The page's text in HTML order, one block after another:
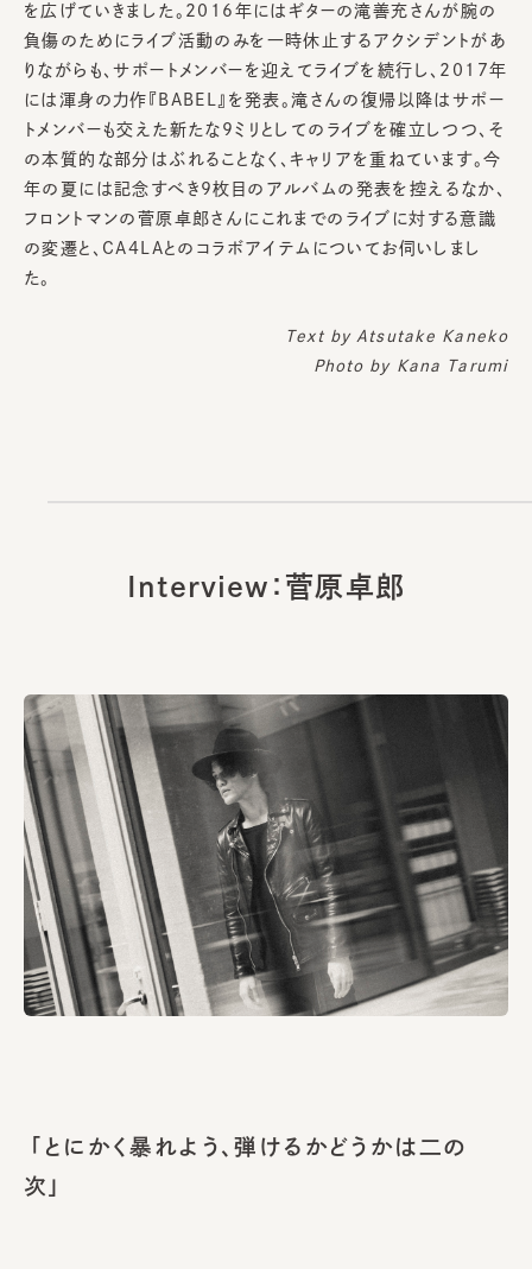
を広げていきました。2016年にはギターの滝善充さんが腕の
負傷のためにライブ活動のみを一時休止するアクシデントがあ
りながらも、サポートメンバーを迎えてライブを続行し、2017年
には渾身の力作『BABEL』を発表。滝さんの復帰以降はサポー
トメンバーも交えた新たな9ミリとしてのライブを確立しつつ、そ
の本質的な部分はぶれることなく、キャリアを重ねています。今
年の夏には記念すべき9枚目のアルバムの発表を控えるなか、
フロントマンの菅原卓郎さんにこれまでのライブに対する意識
の変遷と、CA4LAとのコラボアイテムについてお伺いしまし
た。
Text by Atsutake Kaneko
Photo by Kana Tarumi
Interview：菅原卓郎
「とにかく暴れよう、弾けるかどうかは二の
次」